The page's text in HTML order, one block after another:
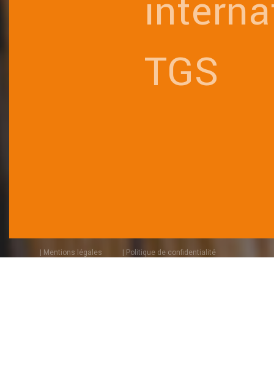
TGS
| Mentions légales | Politique de confidentialité